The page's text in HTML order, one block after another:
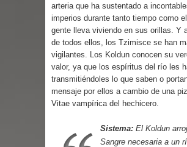
arteria que ha sustentado a
imperios durante tanto tiempo como
gente lleva viviendo en sus orillas. Y
de todos ellos, los Tzimisce se han
vigilantes. Los Koldun conocen su
valor, ya que los espíritus del río les
transmitiéndoles lo que saben o
mensaje por ellos a cambio de una
Vitae vampírica del hechicero.
Sistema: El Koldun
Sangre necesaria a un